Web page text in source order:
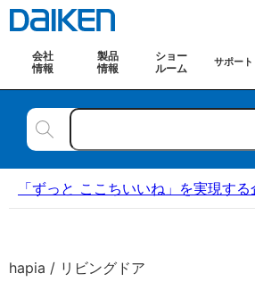
会社
情報
製品
情報
ショー
ルーム
サポート
「ずっと ここちいいね」を実現す
hapia / リビングドア